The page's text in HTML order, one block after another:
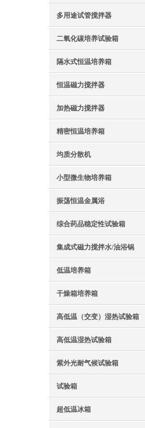
多用途试管搅拌器
二氧化碳培养试验箱
隔水式恒温培养箱
恒温磁力搅拌器
加热磁力搅拌器
精密恒温培养箱
均质分散机
小型微生物培养箱
振荡恒温金属浴
综合药品稳定性试验箱
集成式磁力搅拌水/油浴锅
低温培养箱
干燥箱培养箱
高低温（交变）湿热试验箱
高低温湿热试验箱
紫外光耐气候试验箱
试验箱
超低温冰箱